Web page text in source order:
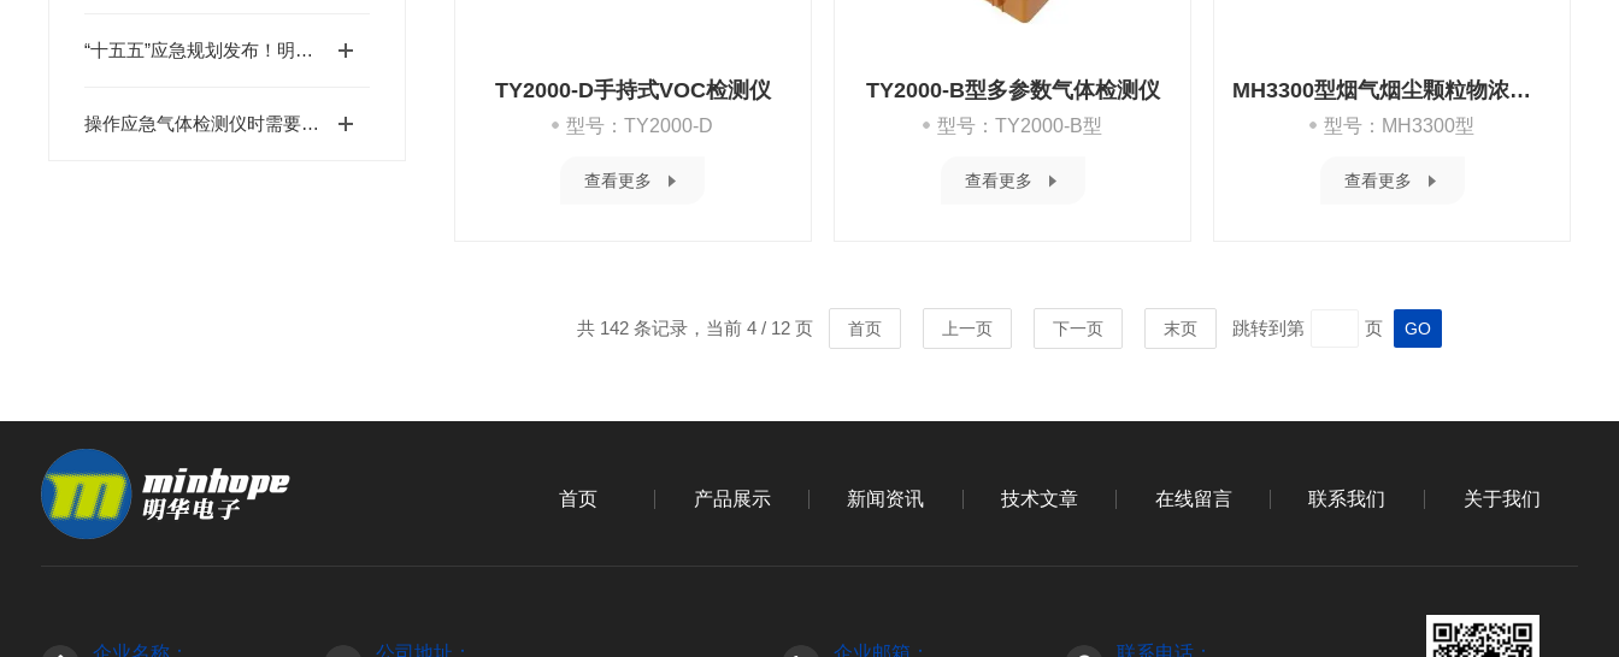
“十五五”应急规划发布！明华电子助力环境应急监测装备体系现代化
操作应急气体检测仪时需要遵循一定的规范
TY2000-D手持式VOC检测仪
型号：TY2000-D
查看更多
TY2000-B型多参数气体检测仪
型号：TY2000-B型
查看更多
MH3300型烟气烟尘颗粒物浓度测试仪（冷凝烟气）
型号：MH3300型
查看更多
共 142 条记录，当前 4 / 12 页 首页 上一页 下一页 末页 跳转到第 页
首页 产品展示 新闻资讯 技术文章 在线留言 联系我们 关于我们
企业名称： 公司地址： 企业邮箱： 联系电话：